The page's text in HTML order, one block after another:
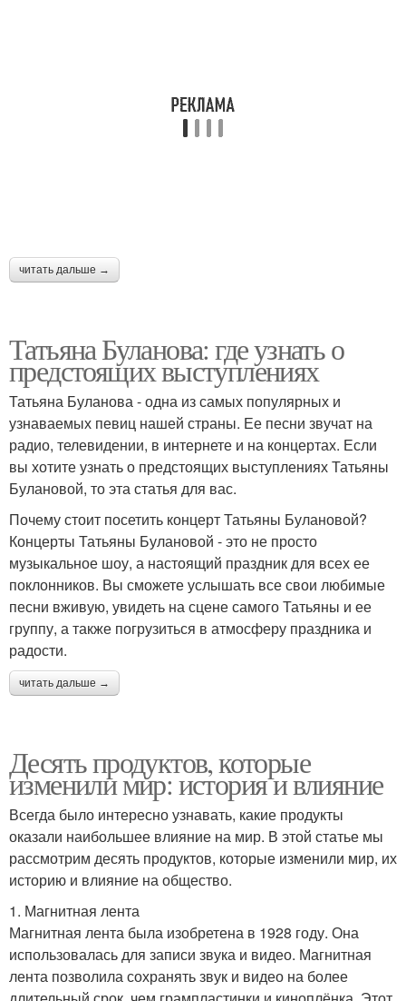
читать дальше →
Татьяна Буланова: где узнать о
предстоящих выступлениях
Татьяна Буланова - одна из самых популярных и
узнаваемых певиц нашей страны. Ее песни звучат на
радио, телевидении, в интернете и на концертах. Если
вы хотите узнать о предстоящих выступлениях Татьяны
Булановой, то эта статья для вас.
Почему стоит посетить концерт Татьяны Булановой?
Концерты Татьяны Булановой - это не просто
музыкальное шоу, а настоящий праздник для всех ее
поклонников. Вы сможете услышать все свои любимые
песни вживую, увидеть на сцене самого Татьяны и ее
группу, а также погрузиться в атмосферу праздника и
радости.
читать дальше →
Десять продуктов, которые
изменили мир: история и влияние
Всегда было интересно узнавать, какие продукты
оказали наибольшее влияние на мир. В этой статье мы
рассмотрим десять продуктов, которые изменили мир, их
историю и влияние на общество.
1. Магнитная лента
Магнитная лента была изобретена в 1928 году. Она
использовалась для записи звука и видео. Магнитная
лента позволила сохранять звук и видео на более